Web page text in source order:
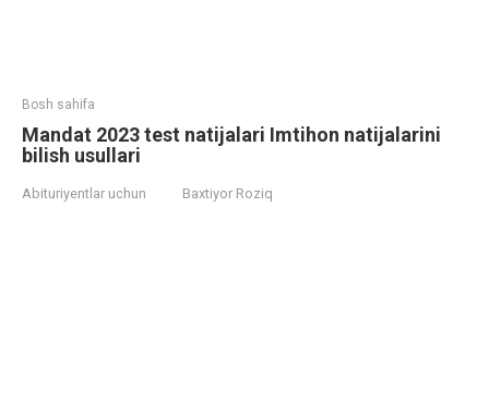
Bosh sahifa
Mandat 2023 test natijalari Imtihon natijalarini
bilish usullari
Abituriyentlar uchun Baxtiyor Roziq